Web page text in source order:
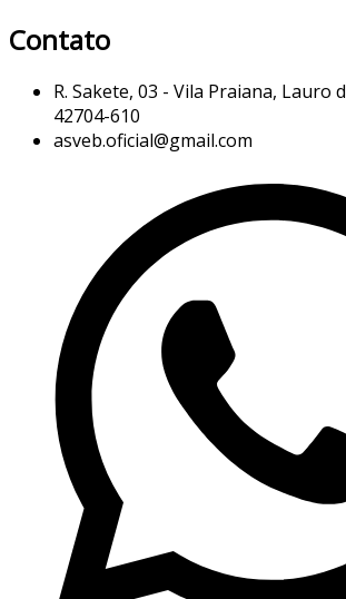
Contato
R. Sakete, 03 - Vila Praiana, Lauro
42704-610
asveb.oficial@gmail.com